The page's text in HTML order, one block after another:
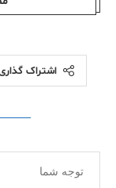
اشتراک